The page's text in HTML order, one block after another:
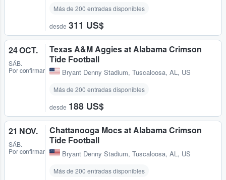
Más de 200 entradas disponibles
desde 311 US$
24 OCT.
SÁB.
Por confirmar
Texas A&M Aggies at Alabama Crimson
Tide Football
Bryant Denny Stadium, Tuscaloosa, AL, US
Más de 200 entradas disponibles
desde 188 US$
21 NOV.
SÁB.
Por confirmar
Chattanooga Mocs at Alabama Crimson
Tide Football
Bryant Denny Stadium, Tuscaloosa, AL, US
Más de 200 entradas disponibles